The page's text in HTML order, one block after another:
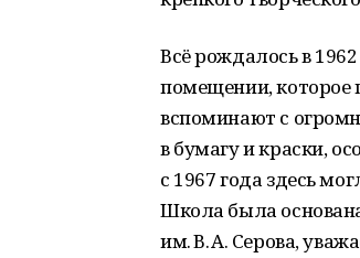
Всё рождалось в
помещении, которое
вспоминают с
в бумагу и краски,
с 1967 года здесь
Школа была
им. В. А. Серова,